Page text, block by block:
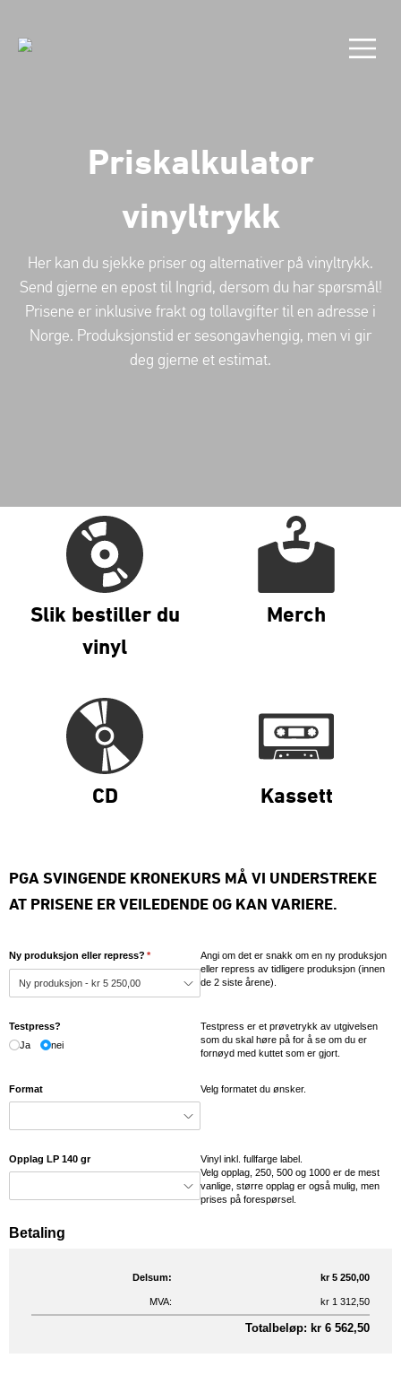
Priskalkulator
vinyltrykk
Her kan du sjekke priser og alternativer på vinyltrykk.
Send gjerne en epost til Ingrid, dersom du har spørsmål!
Prisene er inklusive frakt og tollavgifter til en adresse i
Norge. Produksjonstid er sesongavhengig, men vi gir
deg gjerne et estimat.
Slik bestiller du
vinyl
Merch
CD Kassett
PGA SVINGENDE KRONEKURS MÅ VI UNDERSTREKE
AT PRISENE ER VEILEDENDE OG KAN VARIERE.
Ny produksjon eller repress? *
(nødvendig)Angi om det er snakk om en ny produksjon
eller repress av tidligere produksjon (innen
de 2 siste årene).
Testpress?
Ja
nei
Testpress er et prøvetrykk av utgivelsen
som du skal høre på for å se om du er
fornøyd med kuttet som er gjort.
Format Velg formatet du ønsker.
Opplag LP 140 gr
Vinyl inkl. fullfarge label.
Velg opplag, 250, 500 og 1000 er de mest
vanlige, større opplag er også mulig, men
prises på forespørsel.
Betaling
Delsum: kr 5 250,00
MVA: kr 1 312,50
Totalbeløp: kr 6 562,50